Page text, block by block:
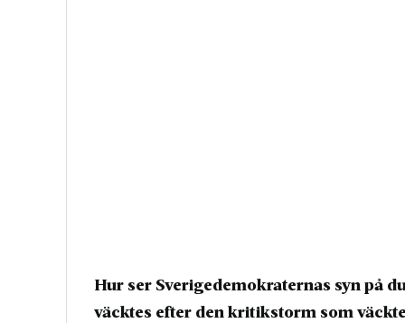
Hur ser Sverigedemokraternas syn på
väcktes efter den kritikstorm som